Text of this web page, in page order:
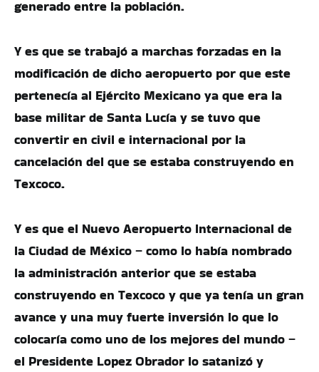
generado entre la población.
Y es que se trabajó a marchas forzadas en la
modificación de dicho aeropuerto por que este
pertenecía al Ejército Mexicano ya que era la
base militar de Santa Lucía y se tuvo que
convertir en civil e internacional por la
cancelación del que se estaba construyendo en
Texcoco.
Y es que el Nuevo Aeropuerto Internacional de
la Ciudad de México – como lo había nombrado
la administración anterior que se estaba
construyendo en Texcoco y que ya tenía un gran
avance y una muy fuerte inversión lo que lo
colocaría como uno de los mejores del mundo –
el Presidente Lopez Obrador lo satanizó y